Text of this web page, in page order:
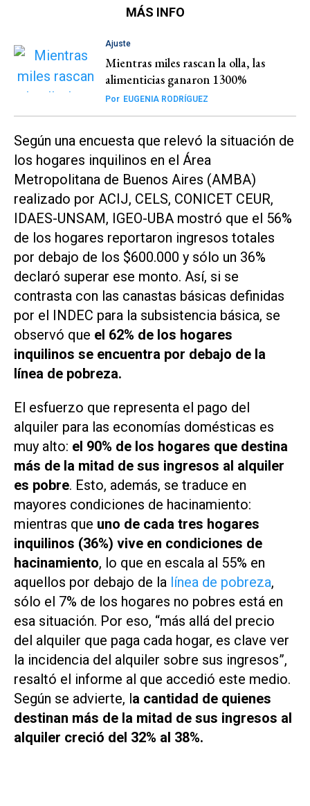
MÁS INFO
Ajuste
Mientras miles rascan la olla, las
alimenticias ganaron 1300%
Por EUGENIA RODRÍGUEZ
Según una encuesta que relevó la situación de
los hogares inquilinos en el Área
Metropolitana de Buenos Aires (AMBA)
realizado por ACIJ, CELS, CONICET CEUR,
IDAES-UNSAM, IGEO-UBA mostró que el 56%
de los hogares reportaron ingresos totales
por debajo de los $600.000 y sólo un 36%
declaró superar ese monto. Así, si se
contrasta con las canastas básicas definidas
por el INDEC para la subsistencia básica, se
observó que el 62% de los hogares
inquilinos se encuentra por debajo de la
línea de pobreza.
El esfuerzo que representa el pago del
alquiler para las economías domésticas es
muy alto: el 90% de los hogares que destina
más de la mitad de sus ingresos al alquiler
es pobre. Esto, además, se traduce en
mayores condiciones de hacinamiento:
mientras que uno de cada tres hogares
inquilinos (36%) vive en condiciones de
hacinamiento, lo que en escala al 55% en
aquellos por debajo de la línea de pobreza,
sólo el 7% de los hogares no pobres está en
esa situación. Por eso, “más allá del precio
del alquiler que paga cada hogar, es clave ver
la incidencia del alquiler sobre sus ingresos”,
resaltó el informe al que accedió este medio.
Según se advierte, la cantidad de quienes
destinan más de la mitad de sus ingresos al
alquiler creció del 32% al 38%.